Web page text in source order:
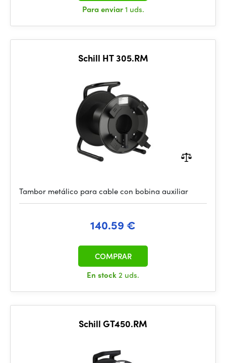
Para enviar1 uds.
Schill HT 305.RM
Tambor metálico para cable con bobina auxiliar
140.59 €
En stock2 uds.
COMPRAR
Schill GT450.RM